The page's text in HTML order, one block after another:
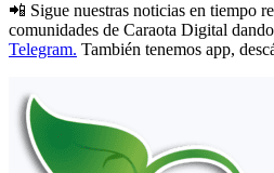
📲 Sigue nuestras noticias en tiempo
comunidades de Caraota Digital
Telegram. También tenemos app,